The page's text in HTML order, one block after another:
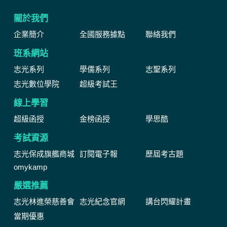
關於我們
企業簡介 全國服務據點 聯絡我們
班系網站
志光系列 學儒系列
志聖系列
志光數位學院
超級考試王
線上學習
超級函授 金榜函授 學思酷
考試資源
志光保成旗艦商城 訂閱電子報
歷屆考古題
omykamp
嚴選推薦
志光林進榮慈善會 志光紀念官網
講台閃耀計畫
當期優惠